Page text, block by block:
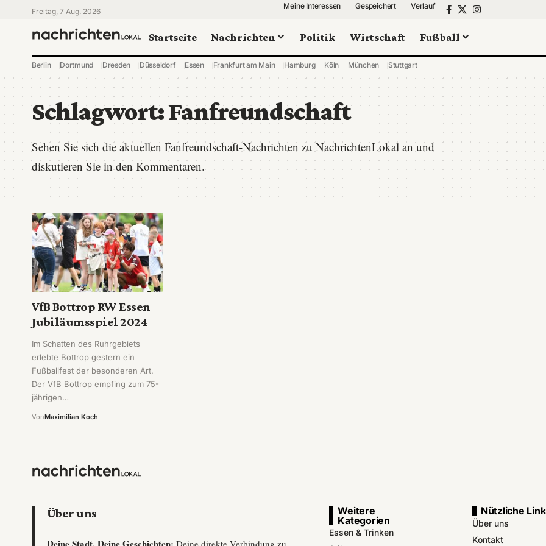
Freitag, 7 Aug. 2026
Meine Interessen Gespeichert Verlauf
Startseite Nachrichten Politik Wirtschaft Fußball
Berlin Dortmund Dresden Düsseldorf Essen Frankfurt am Main Hamburg Köln München Stuttgart
Schlagwort:Fanfreundschaft
Sehen Sie sich die aktuellen Fanfreundschaft-Nachrichten zu NachrichtenLokal an und
diskutieren Sie in den Kommentaren.
VfB Bottrop RW Essen
Jubiläumsspiel 2024
Im Schatten des Ruhrgebiets
erlebte Bottrop gestern ein
Fußballfest der besonderen Art.
Der VfB Bottrop empfing zum 75-
jährigen…
VonMaximilian Koch
Über uns
Deine Stadt, Deine Geschichten: Deine direkte Verbindung zu
Weitere
Kategorien
Essen & Trinken
Nützliche
Über uns
Kontakt